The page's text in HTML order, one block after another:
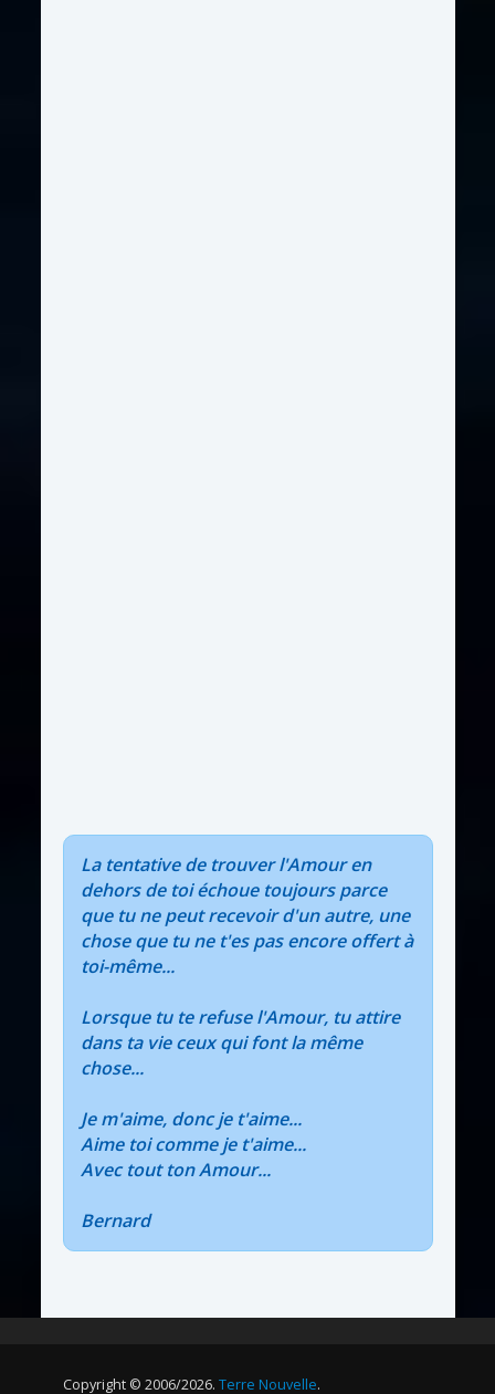
La tentative de trouver l'Amour en
dehors de toi échoue toujours parce
que tu ne peut recevoir d'un autre, une
chose que tu ne t'es pas encore offert à
toi-même...
Lorsque tu te refuse l'Amour, tu attire
dans ta vie ceux qui font la même
chose...
Je m'aime, donc je t'aime...
Aime toi comme je t'aime...
Avec tout ton Amour...
Bernard
Copyright © 2006/2026. Terre Nouvelle.